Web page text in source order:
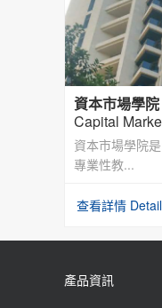
資本市場學院
Capital
資本市場學院
專業性教...
查看詳情
產品資訊